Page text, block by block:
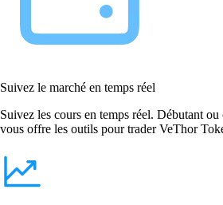
Suivez le marché en temps réel
Suivez les cours en temps réel. Débutant
vous offre les outils pour trader VeThor